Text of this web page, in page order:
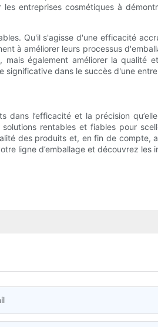
entreprises cosmétiques à
Qu'il s'agisse d'une efficacité
à améliorer leurs processus
mais également améliorer la
significative dans le succès d'une
l’efficacité et la précision
rentables et fiables pour
des produits et, en fin de compte,
ligne d’emballage et découvrez les